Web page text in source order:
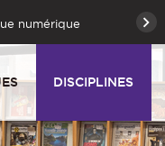
numérique
DISCIPLINES